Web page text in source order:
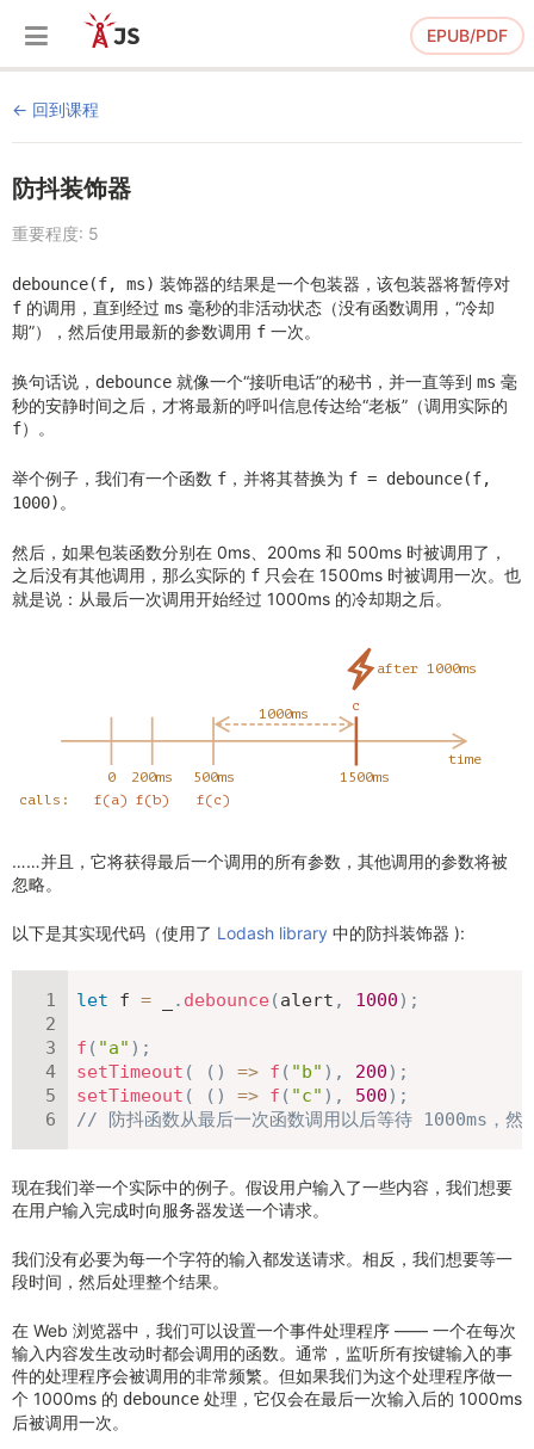
EPUB/PDF
回到课程
防抖装饰器
重要程度: 5
debounce(f, ms) 装饰器的结果是一个包装器，该包装器将暂停对
f 的调用，直到经过 ms 毫秒的非活动状态（没有函数调用，“冷却
期”），然后使用最新的参数调用 f 一次。
换句话说， debounce 就像一个“接听电话”的秘书，并一直等到 ms 毫
秒的安静时间之后，才将最新的呼叫信息传达给“老板”（调用实际的
f）。
举个例子，我们有一个函数 f ，并将其替换为 f = debounce(f,
1000) 。
然后，如果包装函数分别在 0ms、200ms 和 500ms 时被调用了，
之后没有其他调用，那么实际的 f 只会在 1500ms 时被调用一次。也
就是说：从最后一次调用开始经过 1000ms 的冷却期之后。
……并且，它将获得最后一个调用的所有参数，其他调用的参数将被
忽略。
以下是其实现代码（使用了 Lodash library 中的防抖装饰器 ):
let f = . debounce (alert , 1000) ;
f ( "a" ) ;
setTimeout ( ( ) => f ( "b" ) , 200) ;
setTimeout ( ( ) => f ( "c" ) , 500) ;
// 防抖函数从最后一次函数调用以后等待 1000ms
现在我们举一个实际中的例子。假设用户输入了一些内容，我们想要
在用户输入完成时向服务器发送一个请求。
我们没有必要为每一个字符的输入都发送请求。相反，我们想要等一
段时间，然后处理整个结果。
在 Web 浏览器中，我们可以设置一个事件处理程序 —— 一个在每次
输入内容发生改动时都会调用的函数。通常，监听所有按键输入的事
件的处理程序会被调用的非常频繁。但如果我们为这个处理程序做一
个 1000ms 的 debounce 处理，它仅会在最后一次输入后的 1000ms
后被调用一次。